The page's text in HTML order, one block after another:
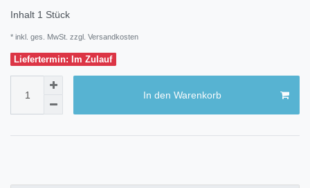
Inhalt 1 Stück
* inkl. ges. MwSt. zzgl. Versandkosten
Liefertermin: Im Zulauf
In den Warenkorb